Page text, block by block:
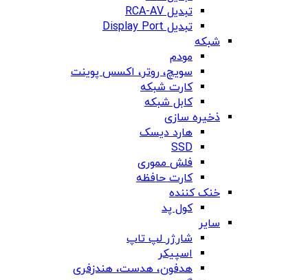
تبدیل RCA-AV
تبدیل Display Port
شبکه
مودم
سویچ، روتر، اکسس پوینت
کارت شبکه
کابل شبکه
ذخیره سازی
هارد دیسک
SSD
فلش مموری
کارت حافظه
خنک کننده
کول پد
سایر
شارژر لپ تاپ
اسپیکر
هدفون، هدست، هندزفری